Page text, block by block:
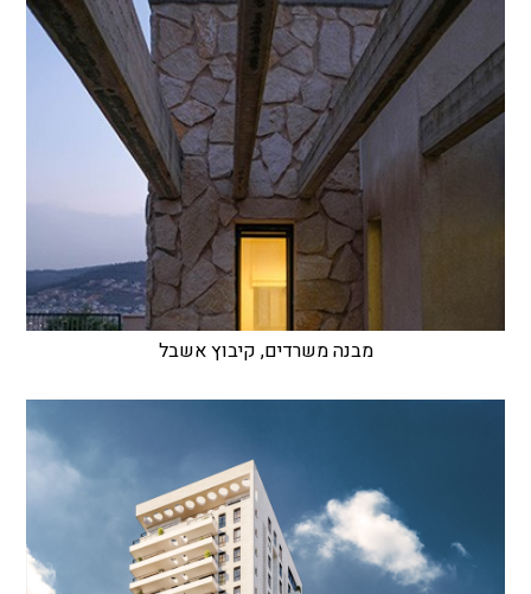
מבנה משרדים, קיבוץ אשבל